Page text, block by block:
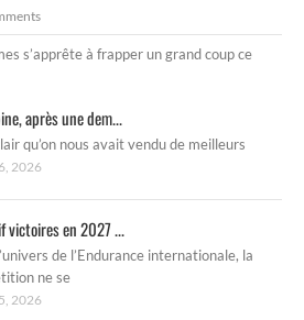
s’apprête à frapper un grand coup ce
après une dem...
qu’on nous avait vendu de meilleurs
2026
victoires en 2027 ...
de l’Endurance internationale, la
ne se
2026